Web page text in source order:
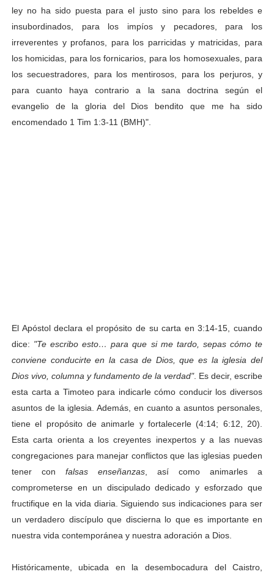
ley no ha sido puesta para el justo sino para los rebeldes e
insubordinados, para los impíos y pecadores, para los
irreverentes y profanos, para los parricidas y matricidas, para
los homicidas, para los fornicarios, para los homosexuales, para
los secuestradores, para los mentirosos, para los perjuros, y
para cuanto haya contrario a la sana doctrina según el
evangelio de la gloria del Dios bendito que me ha sido
encomendado 1 Tim 1:3-11 (BMH)".
El Apóstol declara el propósito de su carta en 3:14-15, cuando
dice: "Te escribo esto… para que si me tardo, sepas cómo te
conviene conducirte en la casa de Dios, que es la iglesia del
Dios vivo, columna y fundamento de la verdad". Es decir, escribe
esta carta a Timoteo para indicarle cómo conducir los diversos
asuntos de la iglesia. Además, en cuanto a asuntos personales,
tiene el propósito de animarle y fortalecerle (4:14; 6:12, 20).
Esta carta orienta a los creyentes inexpertos y a las nuevas
congregaciones para manejar conflictos que las iglesias pueden
tener con falsas enseñanzas , así como animarles a
comprometerse en un discipulado dedicado y esforzado que
fructifique en la vida diaria. Siguiendo sus indicaciones para ser
un verdadero discípulo que discierna lo que es importante en
nuestra vida contemporánea y nuestra adoración a Dios.
Históricamente, ubicada en la desembocadura del Caistro,